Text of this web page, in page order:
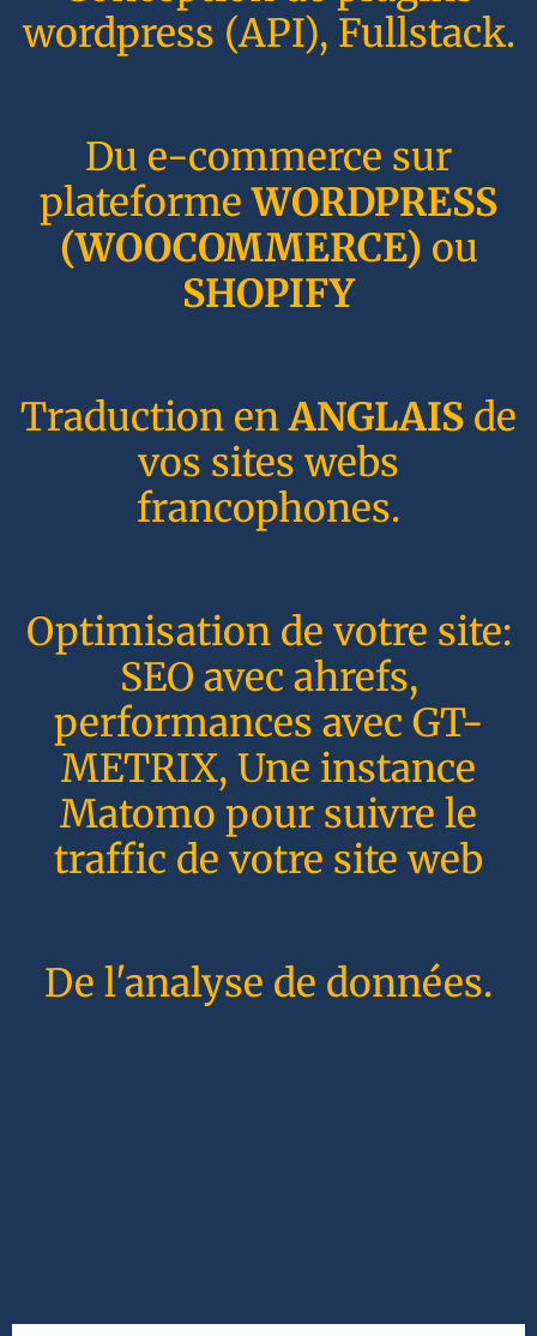
wordpress (API), Fullstack.
Du e-commerce sur
plateformeWORDPRESS
(WOOCOMMERCE) ou
SHOPIFY
Traduction enANGLAIS de
vos sites webs
francophones.
Optimisation de votre site:
SEO avec ahrefs,
performances avec GT-
METRIX, Une instance
Matomo pour suivre le
traffic de votre site web
De l'analyse de données.